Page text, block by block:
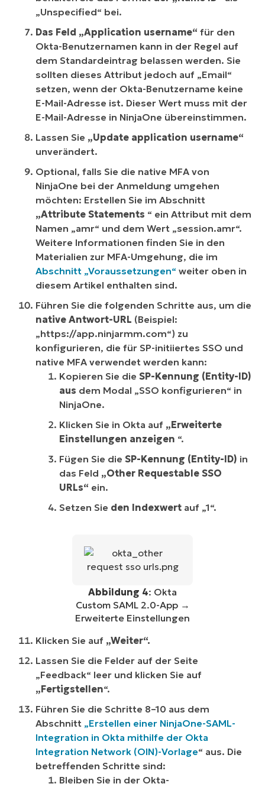
„Unspecified“ bei.
Das Feld „Application username“ für den
Okta-Benutzernamen kann in der Regel auf
dem Standardeintrag belassen werden. Sie
sollten dieses Attribut jedoch auf „Email“
setzen, wenn der Okta-Benutzername keine
E-Mail-Adresse ist. Dieser Wert muss mit der
E-Mail-Adresse in NinjaOne übereinstimmen.
Lassen Sie „Update application username“
unverändert.
Optional, falls Sie die native MFA von
NinjaOne bei der Anmeldung umgehen
möchten: Erstellen Sie im Abschnitt
„Attribute Statements “ ein Attribut mit dem
Namen „amr“ und dem Wert „session.amr“.
Weitere Informationen finden Sie in den
Materialien zur MFA-Umgehung, die im
Abschnitt „Voraussetzungen“ weiter oben in
diesem Artikel enthalten sind.
Führen Sie die folgenden Schritte aus, um die
native Antwort-URL (Beispiel:
„https://app.ninjarmm.com“) zu
konfigurieren, die für SP-initiiertes SSO und
native MFA verwendet werden kann:
Kopieren Sie die SP-Kennung (Entity-ID)
aus dem Modal „SSO konfigurieren“ in
NinjaOne.
Klicken Sie in Okta auf „Erweiterte
Einstellungen anzeigen “.
Fügen Sie die SP-Kennung (Entity-ID) in
das Feld „Other Requestable SSO
URLs“ ein.
Setzen Sie den Indexwert auf „1“.
Abbildung 4: Okta
Custom SAML 2.0-App →
Erweiterte Einstellungen
Klicken Sie auf „Weiter“.
Lassen Sie die Felder auf der Seite
„Feedback“ leer und klicken Sie auf
„Fertigstellen“.
Führen Sie die Schritte 8–10 aus dem
Abschnitt „Erstellen einer NinjaOne-SAML-
Integration in Okta mithilfe der Okta
Integration Network (OIN)-Vorlage“ aus. Die
betreffenden Schritte sind:
Bleiben Sie in der Okta-